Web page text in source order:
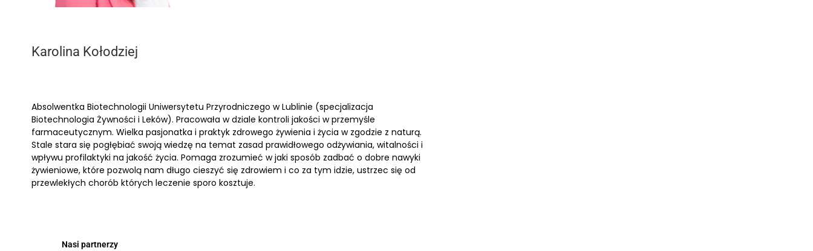
Karolina Kołodziej
Absolwentka Biotechnologii Uniwersytetu Przyrodniczego w Lublinie (specjalizacja
Biotechnologia Żywności i Leków). Pracowała w dziale kontroli jakości w przemyśle
farmaceutycznym. Wielka pasjonatka i praktyk zdrowego żywienia i życia w zgodzie z naturą.
Stale stara się pogłębiać swoją wiedzę na temat zasad prawidłowego odżywiania, witalności i
wpływu profilaktyki na jakość życia. Pomaga zrozumieć w jaki sposób zadbać o dobre nawyki
żywieniowe, które pozwolą nam długo cieszyć się zdrowiem i co za tym idzie, ustrzec się od
przewlekłych chorób których leczenie sporo kosztuje.
Nasi partnerzy